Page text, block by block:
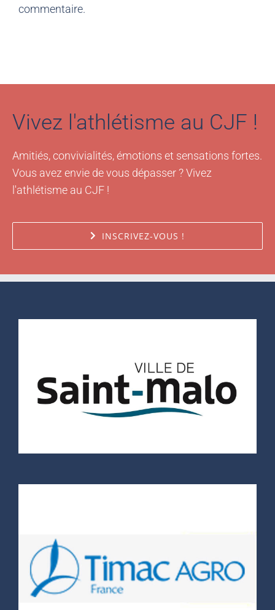
Vous avez envie de vous dépasser ? Vivez
l'athlétisme au CJF !
INSCRIVEZ-VOUS !